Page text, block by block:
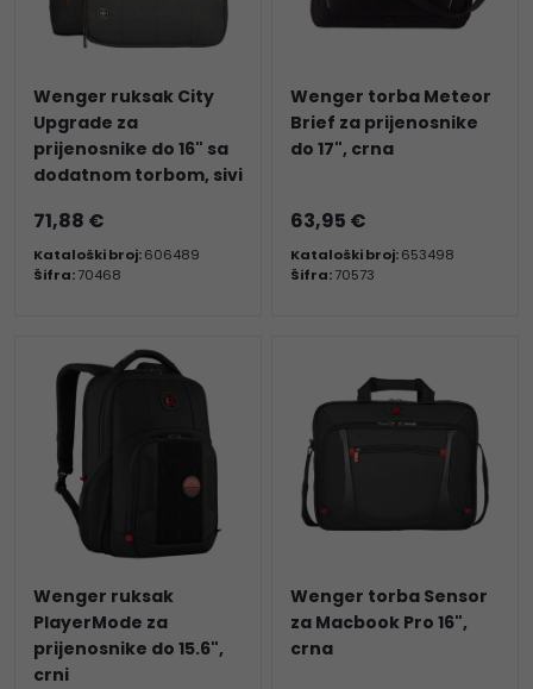
Wenger ruksak City
Upgrade za
prijenosnike do 16" sa
dodatnom torbom, sivi
71,88 €
Kataloški broj:606489
Šifra:70468
Wenger torba Meteor
Brief za prijenosnike
do 17", crna
63,95 €
Kataloški broj:653498
Šifra:70573
Wenger ruksak
PlayerMode za
prijenosnike do 15.6",
crni
Wenger torba Sensor
za Macbook Pro 16",
crna